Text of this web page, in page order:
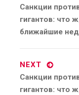
Previous
post:
Санкции
гигантов: что
ближайшие
NEXT
Next
post:
Санкции
гигантов: что